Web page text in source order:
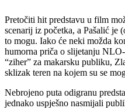
Pretočiti hit predstavu u film
scenarij iz početka, a Pašalić je
to mogu. Iako će neki možda
humorna priča o slijetanju
“ziher” za makarsku publiku,
sklizak teren na kojem su se
Nebrojeno puta odigranu
jednako uspješno nasmijali